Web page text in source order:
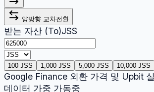
양방향 교차전환
받는 자산 (To)JSS
100 JSS 1,000 JSS 5,000 JSS 10,000 JSS
Google Finance 외환 가격 및 Upbit
데이터 가중 가동중